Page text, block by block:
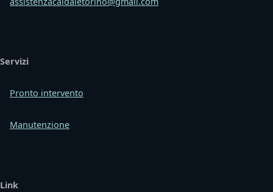
Servizi
Pronto intervento
Manutenzione
Link